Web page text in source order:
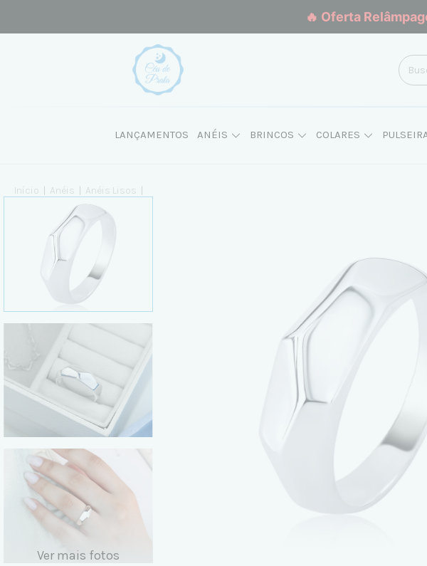
🔥 Oferta
LANÇAMENTOS ANÉIS BRINCOS COLARES
Início Anéis Anéis Lisos
Ver mais fotos